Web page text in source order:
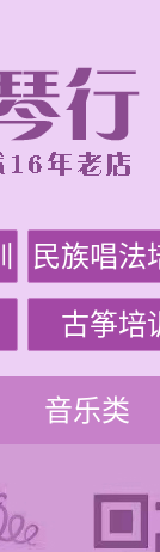
民族唱法
古筝培
音乐类